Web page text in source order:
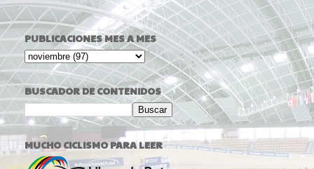
PUBLICACIONES MES A MES
BUSCADOR DE CONTENIDOS
MUCHO CICLISMO PARA LEER